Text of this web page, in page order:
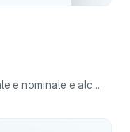
Analisi logica: soggetto, predicato verbale e nominale e alcuni complementi